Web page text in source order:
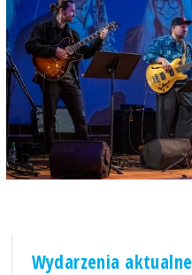
Wydarzenia aktualne